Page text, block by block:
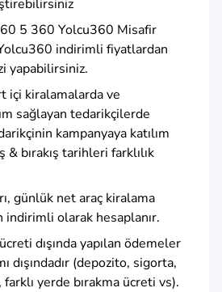
5 360 Yolcu360 Misafir
indirimli fiyatlardan
yapabilirsiniz.
içi kiralamalarda ve
sağlayan tedarikçilerde
kampanyaya katılım
& bırakış tarihleri farklılık
günlük net araç kiralama
indirimli olarak hesaplanır.
dışında yapılan ödemeler
dışındadır (depozito, sigorta,
yerde bırakma ücreti vs).